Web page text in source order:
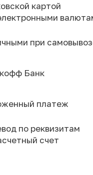
картой
при
Банк
платеж
по реквизитам
счет